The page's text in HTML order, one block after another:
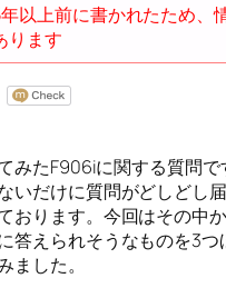
以上前に書かれたため、
ります
みたF906iに関する質問で
いだけに質問がどしどし
おります。今回はその中
答えられそうなものを3つ
ました。